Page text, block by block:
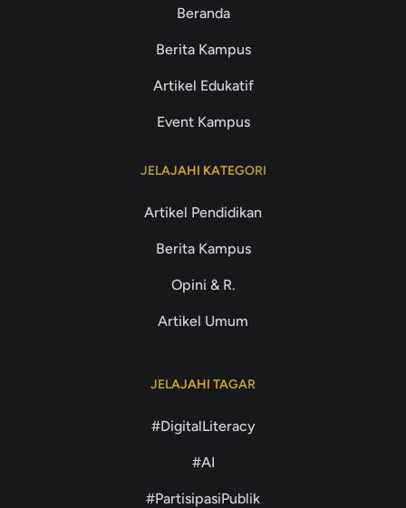
Beranda
Berita Kampus
Artikel Edukatif
Event Kampus
JELAJAHI KATEGORI
Artikel Pendidikan
Berita Kampus
Opini & R.
Artikel Umum
JELAJAHI TAGAR
#DigitalLiteracy
#AI
#PartisipasiPublik